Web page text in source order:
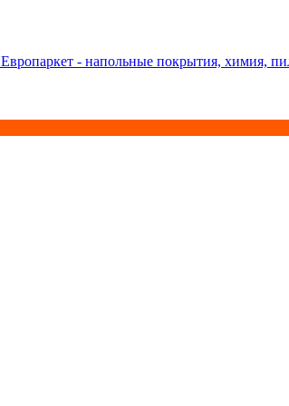
Европаркет - напольные покрытия, химия,